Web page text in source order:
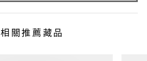
相關推薦藏品